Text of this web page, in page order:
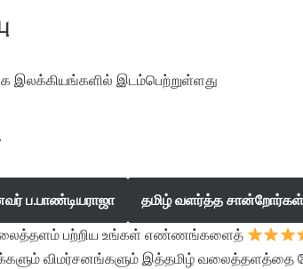
இலக்கியங்களில் இடம்பெற்றுள்ளது
ப.பாண்டியராஜா தமிழ் வளர்த்த சான்றோர்கள்
பற்றிய உங்கள் எண்ணங்களைத்
விமர்சனங்களும் இத்தமிழ் வலைத்தளத்தை